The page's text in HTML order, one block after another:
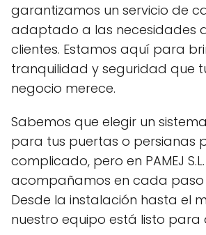
garantizamos un servicio de
adaptado a las necesidades
clientes. Estamos aquí para
tranquilidad y seguridad que
negocio merece.
Sabemos que elegir un
para tus puertas o persianas
complicado, pero en PAMEJ
acompañamos en cada paso
Desde la instalación hasta el
nuestro equipo está listo para